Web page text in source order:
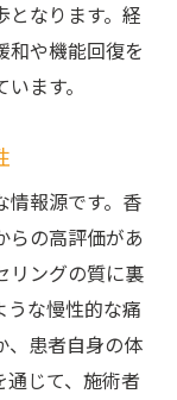
なります。経
和や機能回復を
ます。
情報源です。香
らの高評価があ
リングの質に裏
な慢性的な痛
、患者自身の体
じて、施術者